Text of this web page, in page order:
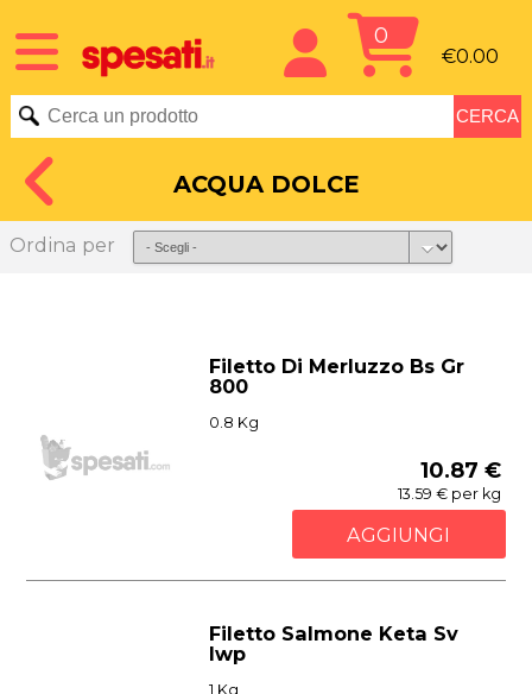
0
€0.00
ACQUA DOLCE
Ordina per
Filetto Di Merluzzo Bs Gr
800
0.8 Kg
10.87 €
13.59 € per kg
AGGIUNGI
Filetto Salmone Keta Sv
Iwp
1 Kg